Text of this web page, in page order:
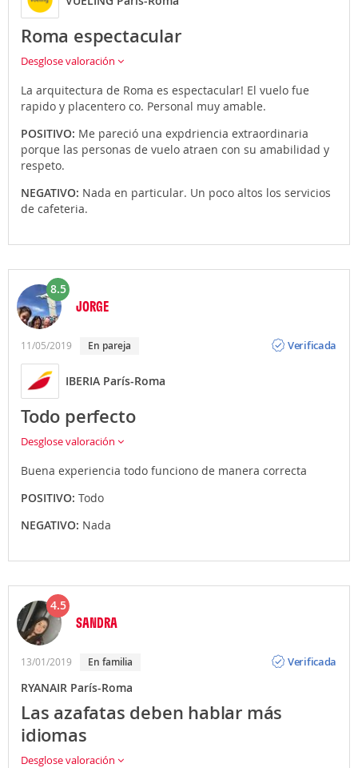
Puedes llegar o salir de los aeropuertos
deParísentaxi, encoche de alquiler
caso infórmate sobre los aparcamientos de las
diferentes terminales). Recuerda que Atrápalo te
ofrece la posibilidad de contratar traslados privados al
realizar la reserva de tu Vuelo + Hotel.
Roma espectacular
Desglose valoración
La arquitectura de Roma es espectacular! El vuelo fue
rapido y placentero co. Personal muy amable.
POSITIVO: Me pareció una expdriencia extraordinaria
porque las personas de vuelo atraen con su amabilidad y
respeto.
NEGATIVO: Nada en particular. Un poco altos los servicios
de cafeteria.
8.5
JORGE
11/05/2019 En pareja
Verificada
IBERIA París-Roma
Todo perfecto
Desglose valoración
Buena experiencia todo funciono de manera correcta
POSITIVO: Todo
NEGATIVO: Nada
4.5
SANDRA
13/01/2019 En familia
Verificada
RYANAIR París-Roma
Las azafatas deben hablar más
idiomas
Desglose valoración